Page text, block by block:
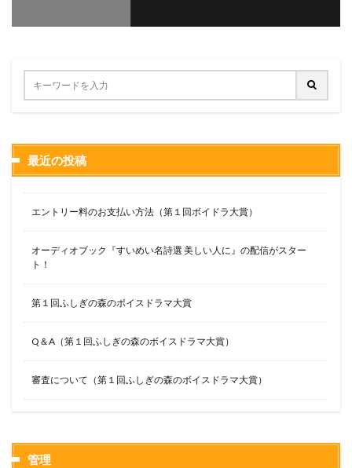
最近の投稿
エントリー料のお支払い方法（第１回ボイドラ大賞）
オーディオブック『すいめい名詩選 美しい人に』の配信がスター
ト！
第１回ふしぎの森のボイスドラマ大賞
Q＆A（第１回ふしぎの森のボイスドラマ大賞）
審査について（第１回ふしぎの森のボイスドラマ大賞）
管理